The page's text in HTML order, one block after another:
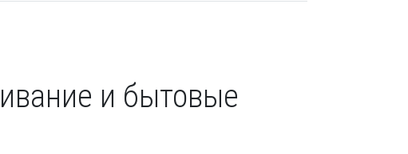
и бытовые